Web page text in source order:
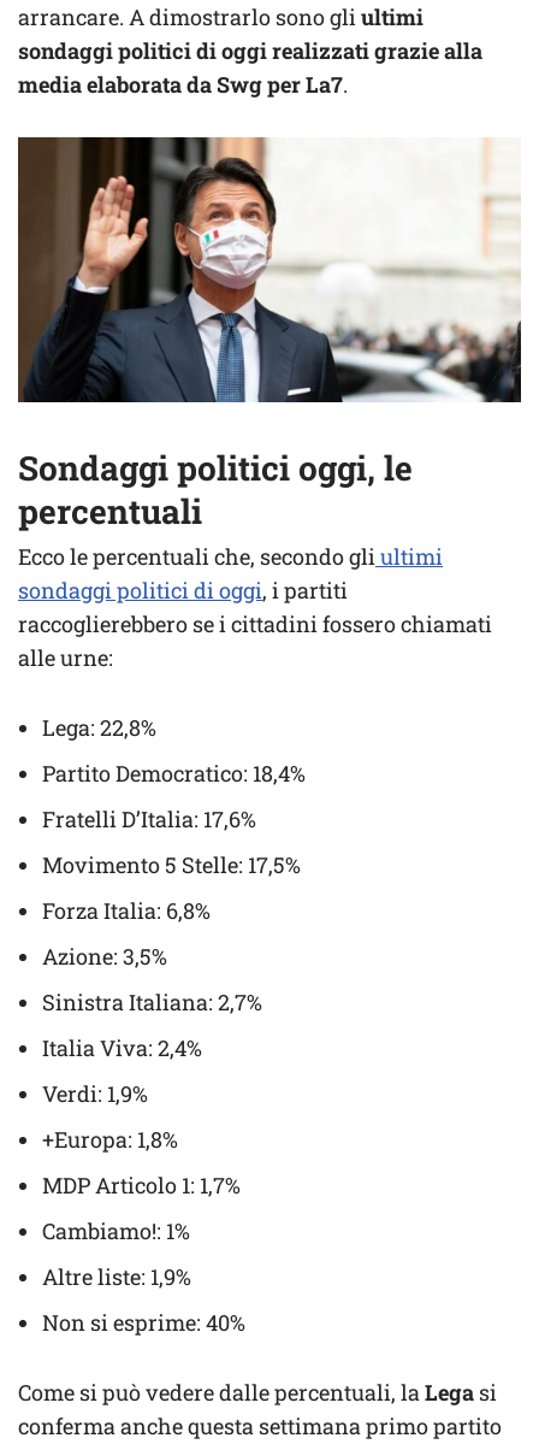
arrancare. A dimostrarlo sono gliultimi
sondaggi politici di oggi realizzati grazie alla
media elaborata da Swg per La7.
Sondaggi politici oggi, le
percentuali
Ecco le percentuali che, secondo gliultimi
sondaggi politici di oggi, i partiti
raccoglierebbero se i cittadini fossero chiamati
alle urne:
Lega: 22,8%
Partito Democratico: 18,4%
Fratelli D’Italia: 17,6%
Movimento 5 Stelle: 17,5%
Forza Italia: 6,8%
Azione: 3,5%
Sinistra Italiana: 2,7%
Italia Viva: 2,4%
Verdi: 1,9%
+Europa: 1,8%
MDP Articolo 1: 1,7%
Cambiamo!: 1%
Altre liste: 1,9%
Non si esprime: 40%
Come si può vedere dalle percentuali, laLega si
conferma anche questa settimana primo partito